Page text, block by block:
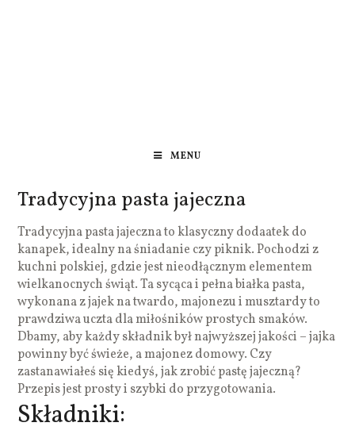
MENU
Tradycyjna pasta jajeczna
Tradycyjna pasta jajeczna to klasyczny dodaatek do
kanapek, idealny na śniadanie czy piknik. Pochodzi z
kuchni polskiej, gdzie jest nieodłącznym elementem
wielkanocnych świąt. Ta sycąca i pełna białka pasta,
wykonana z jajek na twardo, majonezu i musztardy to
prawdziwa uczta dla miłośników prostych smaków.
Dbamy, aby każdy składnik był najwyższej jakości – jajka
powinny być świeże, a majonez domowy. Czy
zastanawiałeś się kiedyś, jak zrobić pastę jajeczną?
Przepis jest prosty i szybki do przygotowania.
Składniki: